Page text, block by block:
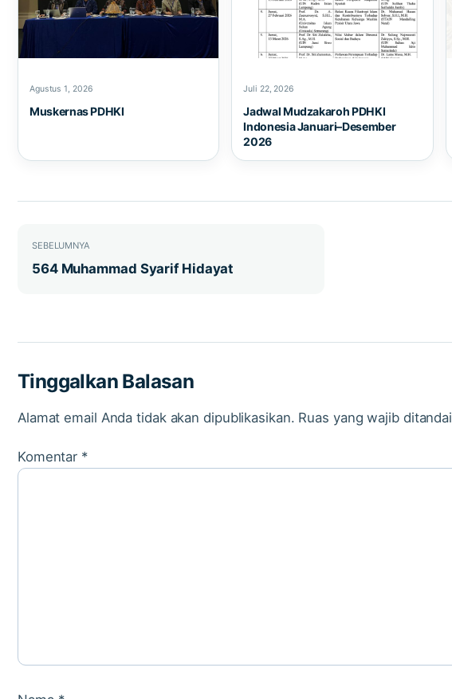
Agustus 1, 2026
Muskernas PDHKI
Juli 22, 2026
Jadwal Mudzakaroh PDHKI
Indonesia Januari–Desember
2026
Navigasi pos
SEBELUMNYA
564 Muhammad Syarif Hidayat
Tinggalkan Balasan
Alamat email Anda tidak akan dipublikasikan. Ruas yang wajib ditandai
Komentar *